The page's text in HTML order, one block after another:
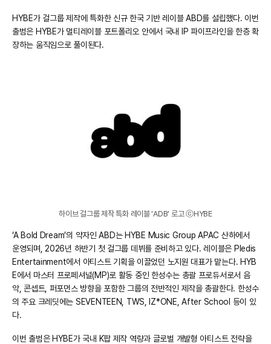
HYBE가 걸그룹 제작에 특화한 신규 한국 기반 레이블 ABD를 설립했다. 이번
출범은 HYBE가 멀티레이블 포트폴리오 안에서 국내 IP 파이프라인을 한층 확
장하는 움직임으로 풀이된다.
하이브 걸그룹 제작 특화 레이블 'ADB' 로고 ⓒHYBE
‘A Bold Dream’의 약자인 ABD는 HYBE Music Group APAC 산하에서
운영되며, 2026년 하반기 첫 걸그룹 데뷔를 준비하고 있다. 레이블은 Pledis
Entertainment에서 아티스트 기획을 이끌었던 노지원 대표가 맡는다. HYB
E에서 마스터 프로페셔널(MP)로 활동 중인 한성수는 총괄 프로듀서로서 음
악, 콘셉트, 퍼포먼스 방향을 포함한 그룹의 전반적인 제작을 총괄한다. 한성수
의 주요 크레딧에는 SEVENTEEN, TWS, IZ*ONE, After School 등이 있
다.
이번 출범은 HYBE가 국내 K팝 제작 역량과 글로벌 개발형 아티스트 전략을